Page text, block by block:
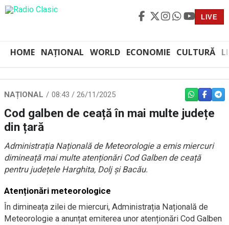
LIVE
HOME NAȚIONAL WORLD ECONOMIE CULTURĂ
NAȚIONAL 08:43 / 26/11/2025 WHATSAPP
Cod galben de ceață în mai multe județe
din țară
Administrația Națională de Meteorologie a emis miercuri
dimineață mai multe atenționări Cod Galben de ceață
pentru județele Harghita, Dolj și Bacău.
Atenționări meteorologice
În dimineața zilei de miercuri, Administrația Națională de
Meteorologie a anunțat emiterea unor atenționări Cod Galben